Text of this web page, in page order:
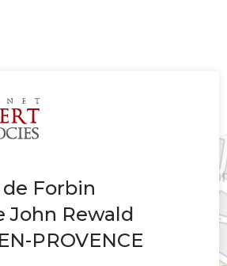
Forbin
John Rewald
PROVENCE